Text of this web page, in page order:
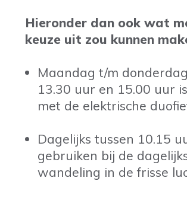
Hieronder dan ook wat
keuze uit zou kunnen
Maandag t/m
13.30 uur en 15.00 uur
met de elektrische
Dagelijks tussen 10.15
gebruiken bij de
wandeling in de frisse